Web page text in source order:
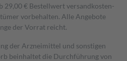
29,00 € Bestell­wert versand­kosten­
vorbehalten. Alle Angebote
der Vorrat reicht.
der Arzneimittel und sonstigen
beinhaltet die Durchführung von